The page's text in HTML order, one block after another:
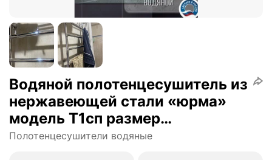
Водяной полотенцесушитель из
нержавеющей стали «юрма»
модель T1сп размер
80см/50см/60см
Полотенцесушители водяные